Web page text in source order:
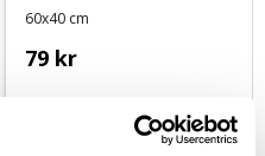
60x40 cm
79 kr